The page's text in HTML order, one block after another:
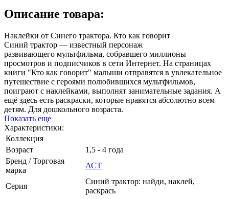
Описание товара:
Наклейки от Синего трактора. Кто как говорит
Синий трактор — известный персонаж
развивающего мультфильма, собравшего миллионы
просмотров и подписчиков в сети Интернет. На страницах
книги "Кто как говорит" малыши отправятся в увлекательное
путешествие с героями полюбившихся мультфильмов,
поиграют с наклейками, выполнят занимательные задания. А
ещё здесь есть раскраски, которые нравятся абсолютно всем
детям. Для дошкольного возраста.
Показать еще
Характеристики:
Коллекция
Возраст
1,5 - 4 года
Бренд / Торговая
марка
АСТ
Серия
Синий трактор: найди, наклей,
раскрась